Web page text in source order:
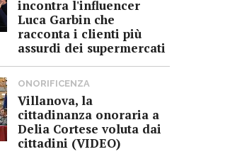
incontra l'influencer
Luca Garbin che
racconta i clienti più
assurdi dei supermercati
ONORIFICENZA
Villanova, la
cittadinanza onoraria a
Delia Cortese voluta dai
cittadini (VIDEO)